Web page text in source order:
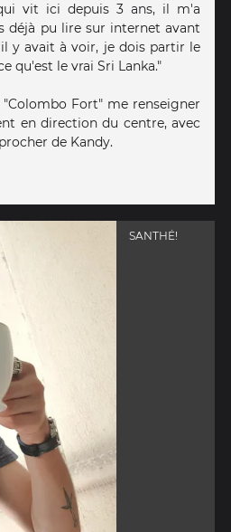
vit ici depuis 3 ans, il m'a
déjà pu lire sur internet avant
y avait à voir, je dois partir le
qu'est le vrai Sri Lanka."
Fort" me renseigner
en direction du centre, avec
de Kandy.
SANTHÉ!